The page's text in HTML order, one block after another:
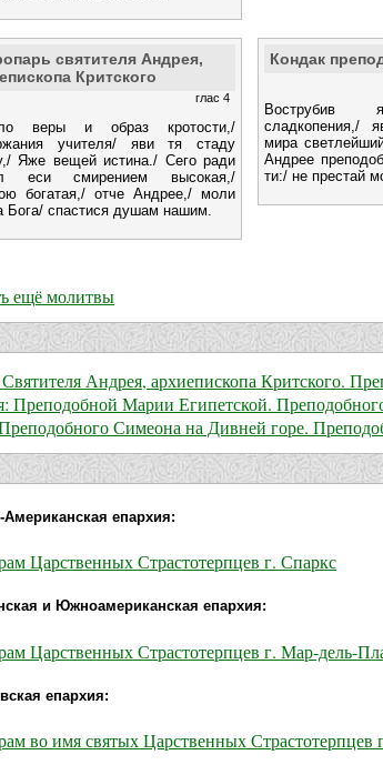
святителя Андрея,
Критского
глас 4
веры и образ кротости,/
учителя/ яви тя стаду
Яже вещей истина./ Сего ради
еси смирением высокая,/
богатая,/ отче Андрее,/ моли
Бога/ спастися душам нашим.
Кондак
Вострубив
сладкопения,/
мира
Андрее
ти:/ не престай
ещё молитвы
Андрея, архиепископа Критского.
Преподобной Марии Египетской.
Симеона на Дивней горе.
Американская епархия:
Царственных Страстотерпцев г. Спаркс
и Южноамериканская епархия:
Царственных Страстотерпцев г. Мар-дель-
епархия:
во имя святых Царственных Страстотерпцев